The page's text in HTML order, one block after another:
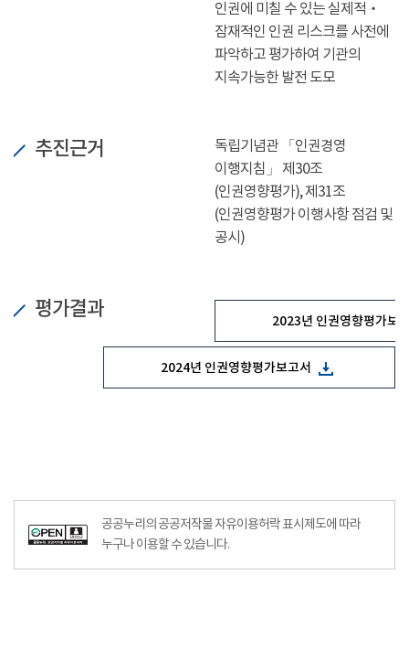
인권에 미칠 수 있는 실제적‧
잠재적인 인권 리스크를 사전에
파악하고 평가하여 기관의
지속가능한 발전 도모
추진근거
독립기념관 「인권경영
이행지침」 제30조
(인권영향평가), 제31조
(인권영향평가 이행사항 점검 및
공시)
평가결과
2023년 인권영향평가보
2024년 인권영향평가보고서
공공누리의 공공저작물 자유이용허락 표시제도에 따라
누구나 이용할 수 있습니다.